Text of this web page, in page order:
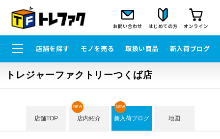
お問い合わせ はじめての方 オンライン
店舗を探す モノを売る 取扱い商品 新入荷ブログ
トレジャーファクトリーつくば店
店舗TOP 店内紹介
NEW
新入荷ブログ
NEW
地図